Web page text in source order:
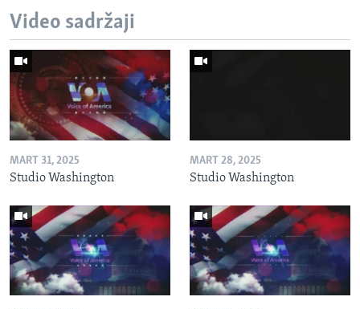
Video sadržaji
MART 31, 2025
Studio Washington
MART 28, 2025
Studio Washington